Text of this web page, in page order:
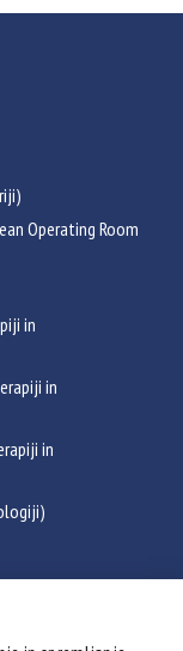
Operating Room
in
in
in